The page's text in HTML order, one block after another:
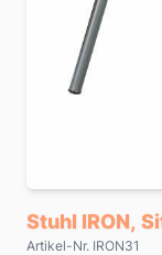
Stuhl IRON,
Artikel-Nr. IRON31